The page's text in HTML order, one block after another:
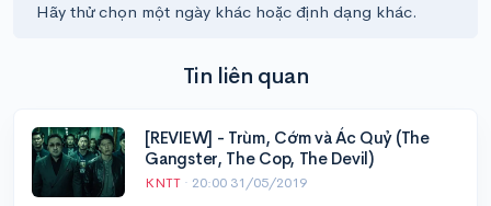
Hãy thử chọn một ngày khác hoặc định dạng khác.
Tin liên quan
[REVIEW] - Trùm, Cớm và Ác Quỷ (The
Gangster, The Cop, The Devil)
KNTT · 20:00 31/05/2019